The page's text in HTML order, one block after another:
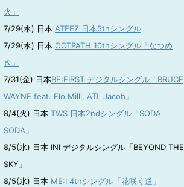
火」
7/29(水) 日本 ATEEZ 日本5thシングル
7/29(水) 日本 OCTPATH 10thシングル「なつめ
き」
7/31(金) 日本BE:FIRST デジタルシングル「BRUCE
WAYNE feat. Flo Milli, ATL Jacob」
8/4(火) 日本 TWS 日本2ndシングル「SODA
SODA」
8/5(水) 日本 INI デジタルシングル「BEYOND THE
SKY」
8/5(水) 日本 ME:I 4thシングル「花咲く道」